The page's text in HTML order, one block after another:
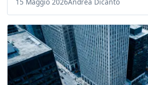
15 Maggio 2026Andrea Dicanto